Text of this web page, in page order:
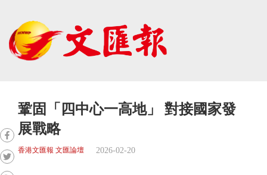
鞏固「四中心一高地」 對接國家發
展戰略
香港文匯報 文匯論壇 2026-02-20